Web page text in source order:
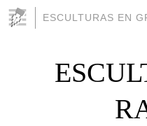
ESCULTURAS EN